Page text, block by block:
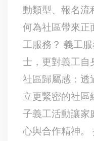
動類型、報名流
何為社區帶來正
工服務？ 義工
士，更對義工自
社區歸屬感：透
立更緊密的社區
子義工活動讓家
心與合作精神。